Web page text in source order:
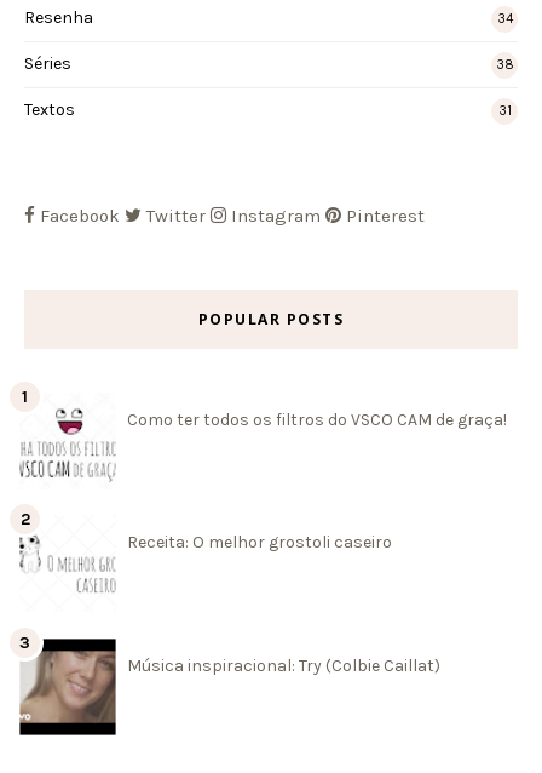
Resenha 34
Séries 38
Textos 31
Facebook Twitter Instagram Pinterest
POPULAR POSTS
Como ter todos os filtros do VSCO CAM de graça!
Receita: O melhor grostoli caseiro
Música inspiracional: Try (Colbie Caillat)